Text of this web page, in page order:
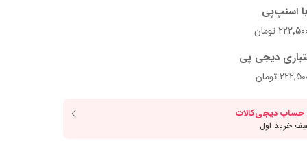
اسنپ‌پی
دیجی پی